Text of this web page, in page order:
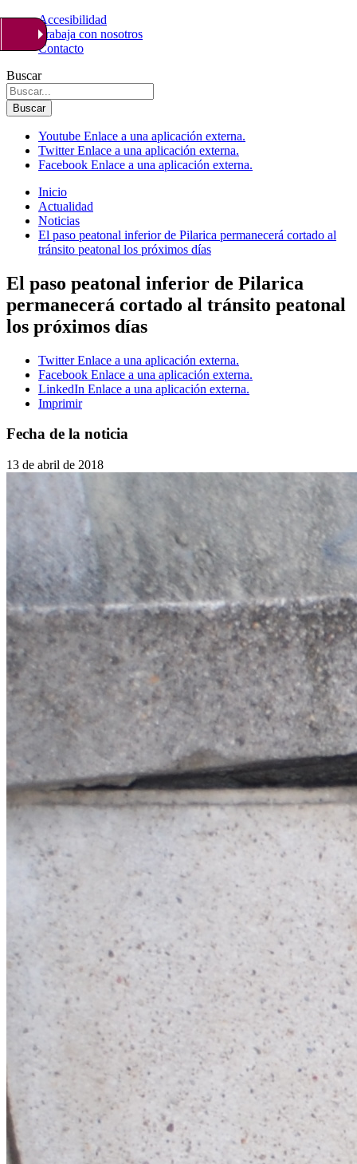
Accesibilidad
Trabaja con nosotros
Contacto
Buscar
Buscar
Youtube Enlace a una aplicación externa.
TwitterEnlace a una aplicación externa.
Facebook Enlace a una aplicación externa.
Inicio
Actualidad
Noticias
El paso peatonal inferior de Pilarica permanecerá cortado al
tránsito peatonal los próximos días
El paso peatonal inferior de Pilarica
permanecerá cortado al tránsito peatonal
los próximos días
Twitter Enlace a una aplicación externa.
Facebook Enlace a una aplicación externa.
LinkedIn Enlace a una aplicación externa.
Imprimir
Fecha de la noticia
13 de abril de 2018